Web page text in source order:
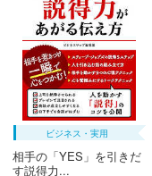
ビジネス・実用
相手の「YES」を引きだ
す説得力...